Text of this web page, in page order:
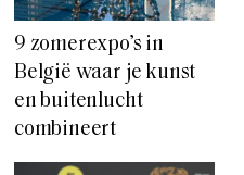
9 zomerexpo’s in
België waar je kunst
en buitenlucht
combineert